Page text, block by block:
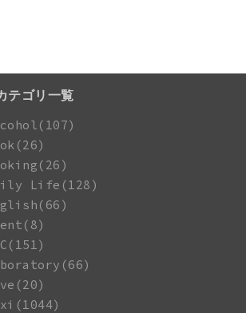
テゴリ一覧
Life(128)